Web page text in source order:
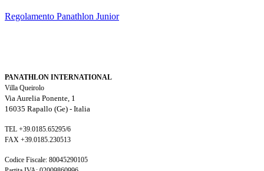
Regolamento Panathlon Junior
PANATHLON INTERNATIONAL
Villa Queirolo
Via Aurelia Ponente, 1
16035 Rapallo (Ge) - Italia
TEL +39.0185.65295/6
FAX +39.0185.230513
Codice Fiscale: 80045290105